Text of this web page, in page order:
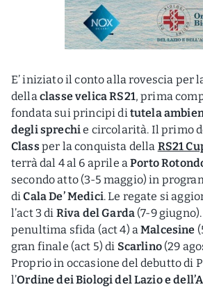
E’ iniziato il conto alla rovescia per
dellaclasse velica RS21, prima
fondata sui principi ditutela
degli sprechie circolarità. Il primo
Class per la conquista della RS21
terrà dal 4 al 6 aprile aPorto
secondo atto (3-5 maggio) in
diCala De’ Medici. Le regate si
l’act 3 di Riva del Garda (7-9
penultima sfida (act 4) aMalcesine
gran finale (act 5) di Scarlino(29
Proprio in occasione del debutto di
l’Ordine dei Biologi del Lazio e